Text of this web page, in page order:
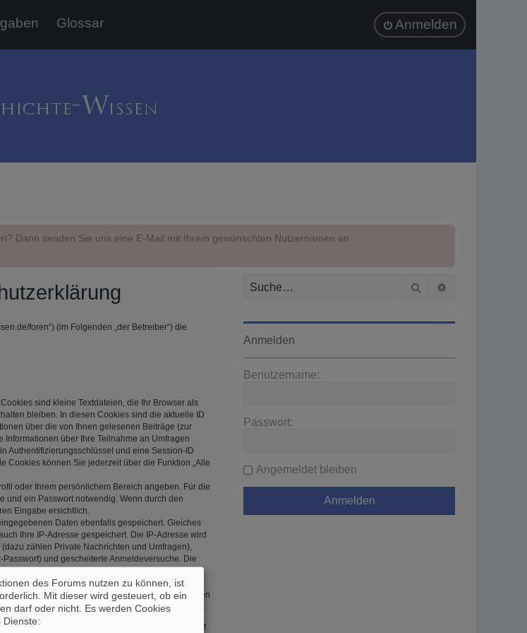
Glossar Anmelden
Dann senden Sie uns eine E-Mail mit Ihrem gewünschten Nutzernamen an
foren“) (im Folgenden „der Betreiber“) die
sind kleine Textdateien, die Ihr Browser als
bleiben. In diesen Cookies sind die aktuelle ID
über die von Ihnen gelesenen Beiträge (zur
über Ihre Teilnahme an Umfragen
Authentifizierungsschlüssel und eine Session-ID
Cookies können Sie jederzeit über die Funktion „Alle
oder Ihrem persönlichem Bereich angeben. Für die
und ein Passwort notwendig. Wenn durch den
Eingabe ersichtlich.
Daten ebenfalls gespeichert. Gleiches
Ihre IP-Adresse gespeichert. Die IP-Adresse wird
zählen Private Nachrichten und Umfragen),
und gescheiterte Anmeldeversuche. Die
„Wer ist online?“-Funktion angezeigt und nicht
werden. Dazu gehören Ihr Abstimmungsverhalten
Lesezeichen oder Benachrichtigungsfunktionen.
ist. Jedoch wird Ihnen empfohlen, dieses Passwort
Suche
Anmelden
Benutzername:
Passwort:
Angemeldet bleiben
des Forums nutzen zu können, ist
Mit dieser wird gesteuert, ob ein
darf oder nicht. Es werden Cookies
Dienste: